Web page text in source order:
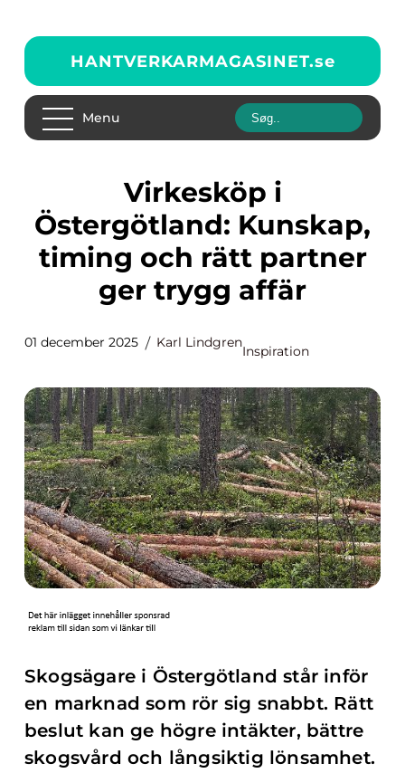
HANTVERKARMAGASINET.se
Menu
Virkesköp i
Östergötland: Kunskap,
timing och rätt partner
ger trygg affär
01 december 2025 Karl Lindgren
Inspiration
Skogsägare i Östergötland står inför
en marknad som rör sig snabbt. Rätt
beslut kan ge högre intäkter, bättre
skogsvård och långsiktig lönsamhet.